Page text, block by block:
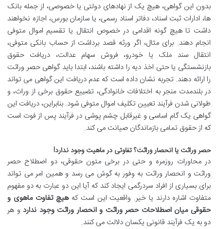
بدون این گواهی، هیچ یک از نهادهای دولتی یا خصوصی، از جمله بانک
ها، ادارات ثبت اسناد، دفاتر اسناد رسمی، یا سازمان بورس، اجازه نخواهند
داشت تا هیچ گونه اقدامی در خصوص انتقال یا تقسیم اموال متوفی
انجام دهند. برای مثال، اگر ورثه قصد برداشت از حساب بانکی متوفی،
انتقال سند ملک یا خودرو، فروش سهام عدالت، دریافت حقوق
بازنشستگی یا حتی اخذ دیه را داشته باشند، ابتدا باید گواهی حصر وراثت
را ارائه دهند. تجربه نشان داده است که عدم دریافت این گواهی می تواند
در بلندمدت منجر به اختلافات خانوادگی، تضییع حقوق برخی از وراث، و
طولانی شدن فرآیند تعیین تکلیف اموال متوفی شود. بنابراین، دریافت این
گواهی یک گام اساسی و غیرقابل چشم پوشی در فرآیند پس از فوت است
که از حقوق تمامی بازماندگان صیانت می کند.
حصر وراثت یا انحصار وراثت؟ تفاوتی در ماهیت وجود ندارد!
در محاورات روزمره و حتی در برخی متون حقوقی، دو اصطلاح حصر
وراثت و انحصار وراثت به وفور به گوش می رسد و همین امر می تواند
برای بسیاری از افراد سردرگمی ایجاد کند که آیا این دو عبارت به دو مفهوم
متفاوت اشاره دارند یا خیر. واقعیت این است کههیچ تفاوت ماهوی و
حقوقی میان اصطلاحات حصر وراثت و انحصار وراثت وجود ندارد و هر
دو به یک فرآیند قانونی یکسان دلالت می کنند.